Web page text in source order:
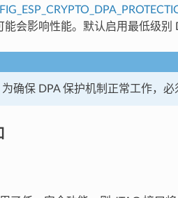
能会影响性能。默认启用最低级别
确保 DPA 保护机制正常工作，必